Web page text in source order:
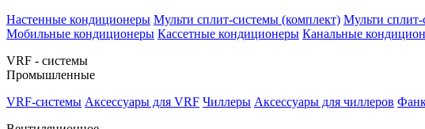
Настенные кондиционеры Мульти сплит-системы (комплект) Мульти
Мобильные кондиционеры Кассетные кондиционеры Канальные
VRF - системы
Промышленные
VRF-системы Аксессуары для VRF Чиллеры Аксессуары для чиллеров